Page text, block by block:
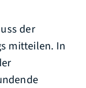
der
mitteilen. In